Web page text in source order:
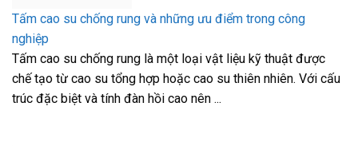
Tấm cao su chống rung và những ưu điểm trong công
nghiệp
Tấm cao su chống rung là một loại vật liệu kỹ thuật được
chế tạo từ cao su tổng hợp hoặc cao su thiên nhiên. Với cấu
trúc đặc biệt và tính đàn hồi cao nên ...